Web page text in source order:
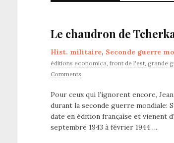
Le chaudron de
Hist. militaire, Seconde guerre
éditions economica, front de l'est, grande
Comments
Pour ceux qui l’ignorent encore,
durant la seconde guerre mondiale:
date en édition française et vienent
septembre 1943 à février 1944….